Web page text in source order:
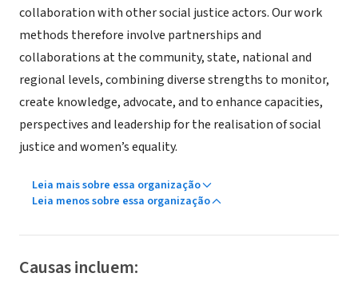
collaboration with other social justice actors. Our work
methods therefore involve partnerships and
collaborations at the community, state, national and
regional levels, combining diverse strengths to monitor,
create knowledge, advocate, and to enhance capacities,
perspectives and leadership for the realisation of social
justice and women’s equality.
Leia mais sobre essa organização
Leia menos sobre essa organização
Causas incluem: